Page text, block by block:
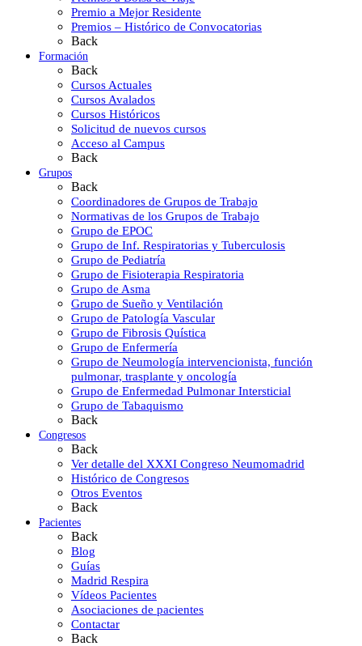
Premio a Mejor Residente
Premios – Histórico de Convocatorias
Back
Formación
Back
Cursos Actuales
Cursos Avalados
Cursos Históricos
Solicitud de nuevos cursos
Acceso al Campus
Back
Grupos
Back
Coordinadores de Grupos de Trabajo
Normativas de los Grupos de Trabajo
Grupo de EPOC
Grupo de Inf. Respiratorias y Tuberculosis
Grupo de Pediatría
Grupo de Fisioterapia Respiratoria
Grupo de Asma
Grupo de Sueño y Ventilación
Grupo de Patología Vascular
Grupo de Fibrosis Quística
Grupo de Enfermería
Grupo de Neumología intervencionista, función
pulmonar, trasplante y oncología
Grupo de Enfermedad Pulmonar Intersticial
Grupo de Tabaquismo
Back
Congresos
Back
Ver detalle del XXXI Congreso Neumomadrid
Histórico de Congresos
Otros Eventos
Back
Pacientes
Back
Blog
Guías
Madrid Respira
Vídeos Pacientes
Asociaciones de pacientes
Contactar
Back